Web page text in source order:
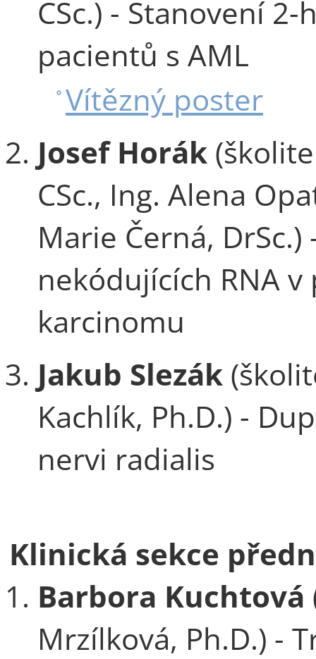
CSc.) - Stanovení
pacientů s AML
Vítězný poster
Josef Horák
CSc., Ing. Alena
Marie Černá,
nekódujících RNA
karcinomu
Jakub Slezák
Kachlík, Ph.D.) -
nervi radialis
Klinická sekce
Barbora Kuchtová
Mrzílková, Ph.D.) -